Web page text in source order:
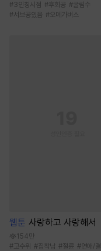
#3인칭시점 #후회공 #굴림수
#서브공있음 #오메가버스
웹툰 사랑하고 사랑해서
154만
#고수위 #집착남 #절륜 #연애/